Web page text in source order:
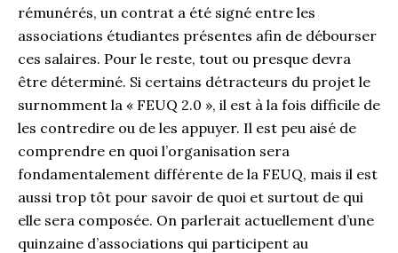
rémunérés, un contrat a été signé entre les
associations étudiantes présentes afin de débourser
ces salaires. Pour le reste, tout ou presque devra
être déterminé. Si certains détracteurs du projet le
surnomment la « FEUQ 2.0 », il est à la fois difficile de
les contredire ou de les appuyer. Il est peu aisé de
comprendre en quoi l’organisation sera
fondamentalement différente de la FEUQ, mais il est
aussi trop tôt pour savoir de quoi et surtout de qui
elle sera composée. On parlerait actuellement d’une
quinzaine d’associations qui participent au